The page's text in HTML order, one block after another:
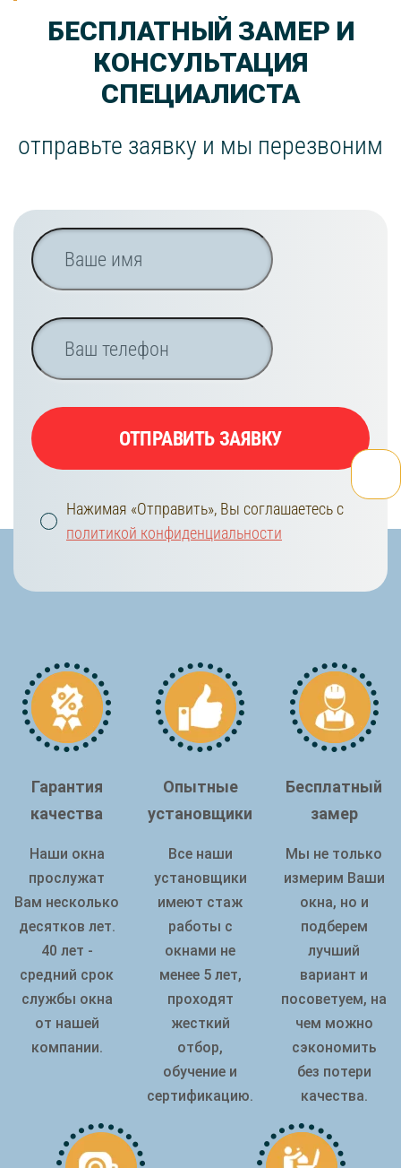
БЕСПЛАТНЫЙ ЗАМЕР И
КОНСУЛЬТАЦИЯ
СПЕЦИАЛИСТА
отправьте заявку и мы перезвоним
ОТПРАВИТЬ ЗАЯВКУ
Нажимая «Отправить», Вы соглашаетесь с
политикой конфиденциальности
Гарантия
качества
Наши окна
прослужат
Вам несколько
десятков лет.
40 лет -
средний срок
службы окна
от нашей
компании.
Опытные
установщики
Все наши
установщики
имеют стаж
работы с
окнами не
менее 5 лет,
проходят
жесткий
отбор,
обучение и
сертификацию.
Бесплатный
замер
Мы не только
измерим Ваши
окна, но и
подберем
лучший
вариант и
посоветуем, на
чем можно
сэкономить
без потери
качества.